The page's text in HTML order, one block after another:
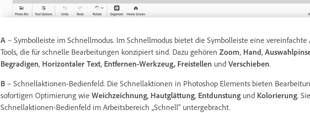
A – Symbolleiste im Schnellmodus. Im Schnellmodus bietet die Symbolleiste eine
Tools, die für schnelle Bearbeitungen konzipiert sind. Dazu gehören Zoom, Hand,
Begradigen, Horizontaler Text, Entfernen-Werkzeug, Freistellen und Verschieben.
B – Schnellaktionen-Bedienfeld. Die Schnellaktionen in Photoshop Elements bieten
sofortigen Optimierung wie Weichzeichnung, Hautglättung, Entdunstung und Kolorierung.
Schnellaktionen-Bedienfeld im Arbeitsbereich „Schnell“ untergebracht.